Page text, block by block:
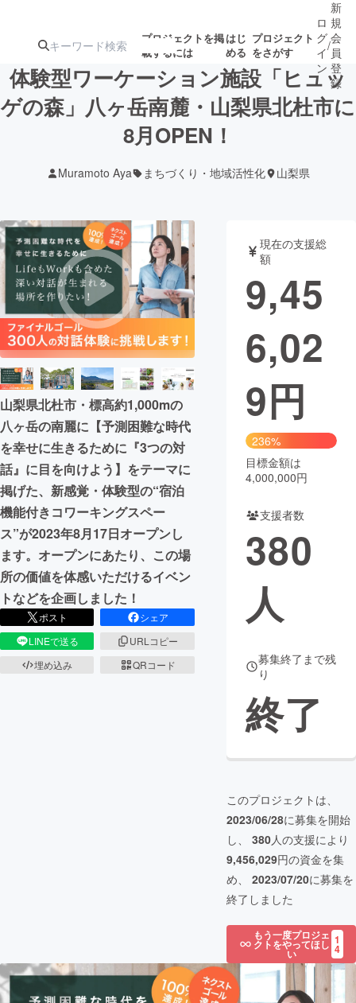
プロジェクトを掲
載するには
はじ
める
プロジェクト
をさがす
注目の新着プロ募集終了が近いプ
テクノロジー・ガジェット
映像・映画 書籍・雑誌
ビジネス・起業 チャレンジ
まちづくり・地域活性化
CAMPFIRE for Social Good
CAMPFIRE Creation
CAMPFIREふるさと納税
コミュニティ
ロ
グ
イ
ン
/
新
規
会
員
登
録
体験型ワーケーション施設「ヒュッ
ゲの森」八ヶ岳南麓・山梨県北杜市に
8月OPEN！
Muramoto Aya まちづくり・地域活性化 山梨県
山梨県北杜市・標高約1,000mの
八ヶ岳の南麗に【予測困難な時代
を幸せに生きるために『3つの対
話』に目を向けよう】をテーマに
掲げた、新感覚・体験型の“宿泊
機能付きコワーキングスペー
ス”が2023年8月17日オープンし
ます。オープンにあたり、この場
所の価値を体感いただけるイベン
トなどを企画しました！
ポスト
シェア
LINEで送る
URLコピー
埋め込み
QRコード
現在の支援総
額
9,45
6,02
9円
236%
目標金額は
4,000,000円
支援者数
380
人
募集終了まで残
り
終了
このプロジェクトは、
2023/06/28に募集を開始
し、 380人の支援により
9,456,029円の資金を集
め、 2023/07/20に募集を
終了しました
もう一度プロジェ
クトをやってほし
い
1
4